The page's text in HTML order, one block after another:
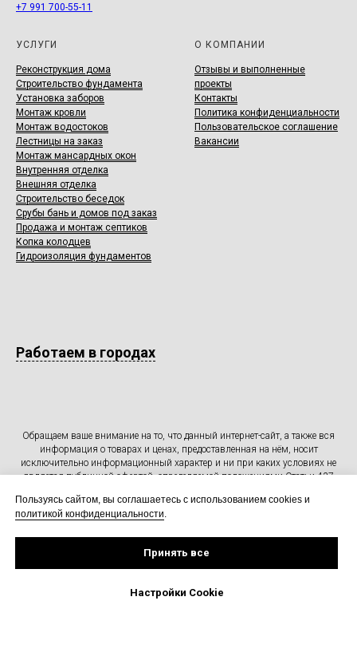
+7 991 700-55-11
УСЛУГИ
Реконструкция дома
Строительство фундамента
Установка заборов
Монтаж кровли
Монтаж водостоков
Лестницы на заказ
Монтаж мансардных окон
Внутренняя отделка
Внешняя отделка
Строительство беседок
Срубы бань и домов под заказ
Продажа и монтаж септиков
Копка колодцев
Гидроизоляция фундаментов
О КОМПАНИИ
Отзывы и выполненные
проекты
Контакты
Политика конфиденциальности
Пользовательское соглашение
Вакансии
Работаем в городах
Обращаем ваше внимание на то, что данный интернет-сайт, а также вся
информация о товарах и ценах, предоставленная на нём, носит
исключительно информационный характер и ни при каких условиях не
является публичной офертой, определяемой положениями Статьи 437
Для получения подробной информации о наличии и стоимости
указанных товаров и (или) услуг, пожалуйста, обращайтесь к менеджеру
Пользуясь сайтом, вы соглашаетесь с использованием cookies и
политикой конфиденциальности.
Принять все
Настройки Cookie